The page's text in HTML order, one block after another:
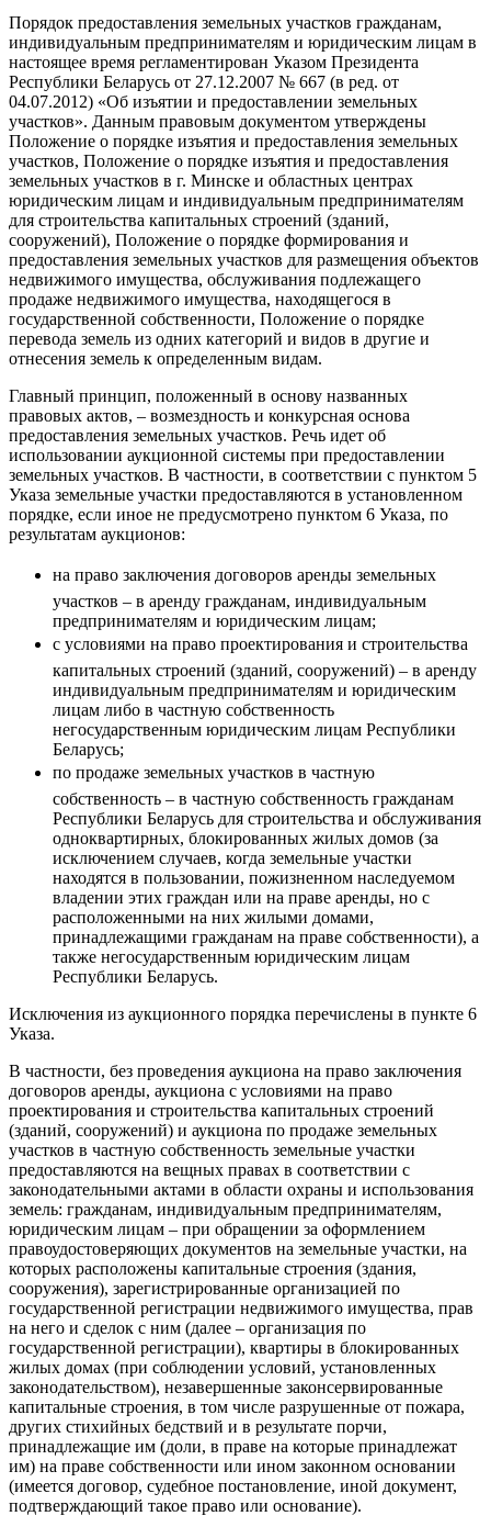
Порядок предоставления земельных участков гражданам,
индивидуальным предпринимателям и юридическим лицам в
настоящее время регламентирован Указом Президента
Республики Беларусь от 27.12.2007 № 667 (в ред. от
04.07.2012) «Об изъ­ятии и предоставлении земельных
участков». Данным правовым документом утверждены
Положение о порядке изъятия и предоставления земельных
участков, Положение о порядке изъятия и предоставления
земельных участков в г. Минске и областных центрах
юридическим лицам и индивидуальным предпринимателям
для строительства капитальных строений (зданий,
сооружений), Положение о порядке формирования и
предоставления земельных участков для размещения объектов
недвижимого имущества, обслуживания подлежащего
продаже недвижимого имущества, находящегося в
государственной собственности, Положение о порядке
перевода земель из одних категорий и видов в другие и
отнесения земель к определенным видам.
Главный принцип, положенный в основу названных
правовых актов, – возмездность и конкурсная основа
предоставления земельных участков. Речь идет об
использовании аукционной системы при предоставлении
земельных участков. В частности, в соответствии с пунктом 5
Указа земельные участки предоставляются в установленном
порядке, если иное не предусмотрено пунктом 6 Указа, по
результатам аукционов:
на право заключения договоров аренды земельных
участков – в аренду гражданам, индивидуальным
предпринимателям и юридическим лицам;
с условиями на право проектирования и строительства
капитальных строений (зданий, сооружений) – в аренду
индивидуальным предпринимателям и юридическим
лицам либо в частную собственность
негосударственным юридическим лицам Рес­публики
Беларусь;
по продаже земельных участков в частную
собственность – в частную собственность гражданам
Республики Беларусь для строительства и обслуживания
одноквартирных, блокированных жилых домов (за
исключением случаев, когда земельные участки
находятся в пользовании, пожизненном наследуемом
владении этих граждан или на праве аренды, но с
расположенными на них жилыми домами,
принадлежащими гражданам на праве собственности), а
также негосударственным юридическим лицам
Республики Беларусь.
Исключения из аукционного порядка перечислены в пункте 6
Указа.
В частности, без проведения аукциона на право заключения
договоров аренды, аукциона с условиями на право
проектирования и строительства капитальных строений
(зданий, сооружений) и аукциона по продаже земельных
участков в частную собственность земельные участки
предоставляются на вещных правах в соответствии с
законодательными актами в области охраны и использования
земель: гражданам, индивидуальным предпринимателям,
юридическим лицам – при обращении за оформлением
правоудостоверяющих документов на земельные участки, на
которых расположены капитальные строения (здания,
сооружения), зарегистрированные организацией по
государственной регистрации недвижимого имущества, прав
на него и сделок с ним (далее – организация по
государственной регистрации), квартиры в блокированных
жилых домах (при соблюдении условий, установленных
законодательством), незавершенные законсервированные
капитальные строения, в том числе разрушенные от пожара,
других стихийных бедствий и в результате порчи,
принадлежащие им (доли, в праве на которые принадлежат
им) на праве собственности или ином законном основании
(имеется договор, судебное постановление, иной документ,
подтверждающий такое право или основание).